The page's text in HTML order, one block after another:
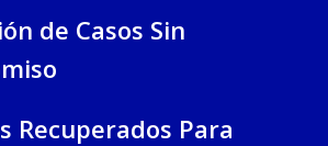
de Casos Sin
Recuperados Para